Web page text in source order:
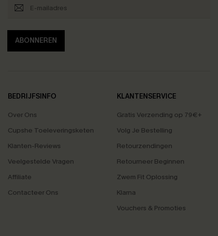
ABONNEREN
BEDRIJFSINFO
Over Ons
Cupshe Toeleveringsketen
Klanten-Reviews
Veelgestelde Vragen
Affiliate
Contacteer Ons
KLANTENSERVICE
Gratis Verzending op 79€+
Volg Je Bestelling
Retourzendingen
Retourneer Beginnen
Zwem Fit Oplossing
Klarna
Vouchers & Promoties